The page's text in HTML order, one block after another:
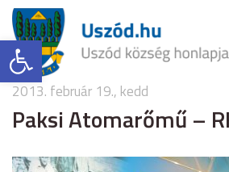
Eszköztár megnyitása
2013. február 19., kedd
Paksi Atomarőmű –